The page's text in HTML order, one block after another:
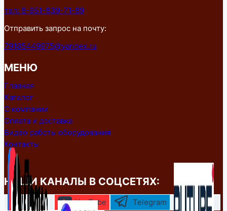
тел: 8-951-839-71-89
Отправить запрос на почту:
79185449975@yandex.ru
МЕНЮ
Главная
Каталог
О компании
Оплата и доставка
Видео работы оборудования
Контакты
НАШИ КАНАЛЫ В СОЦСЕТЯХ:
YouTube Telegram